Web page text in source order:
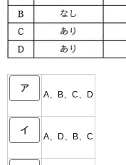
ア
A、B、C、D
イ
A、D、B、C